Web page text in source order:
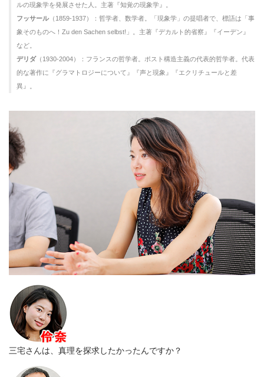
ルの現象学を発展させた人。主著『知覚の現象学』。
フッサール（1859-1937）：哲学者、数学者。「現象学」の提唱者で、標語は「事
象そのものへ！Zu den Sachen selbst!」。主著『デカルト的省察』『イーデン』
など。
デリダ（1930-2004）：フランスの哲学者。ポスト構造主義の代表的哲学者。代表
的な著作に『グラマトロジーについて』『声と現象』『エクリチュールと差
異』。
三宅さんは、真理を探求したかったんですか？